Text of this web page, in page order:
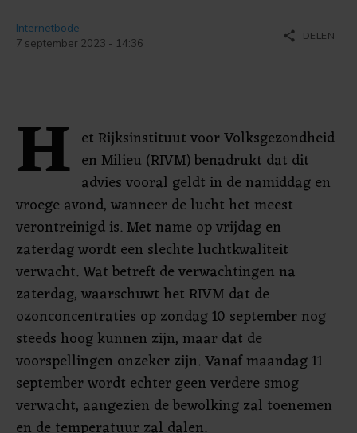
Internetbode
7 september 2023 - 14:36
share DELEN
H et Rijksinstituut voor Volksgezondheid
en Milieu (RIVM) benadrukt dat dit
advies vooral geldt in de namiddag en
vroege avond, wanneer de lucht het meest
verontreinigd is. Met name op vrijdag en
zaterdag wordt een slechte luchtkwaliteit
verwacht. Wat betreft de verwachtingen na
zaterdag, waarschuwt het RIVM dat de
ozonconcentraties op zondag 10 september nog
steeds hoog kunnen zijn, maar dat de
voorspellingen onzeker zijn. Vanaf maandag 11
september wordt echter geen verdere smog
verwacht, aangezien de bewolking zal toenemen